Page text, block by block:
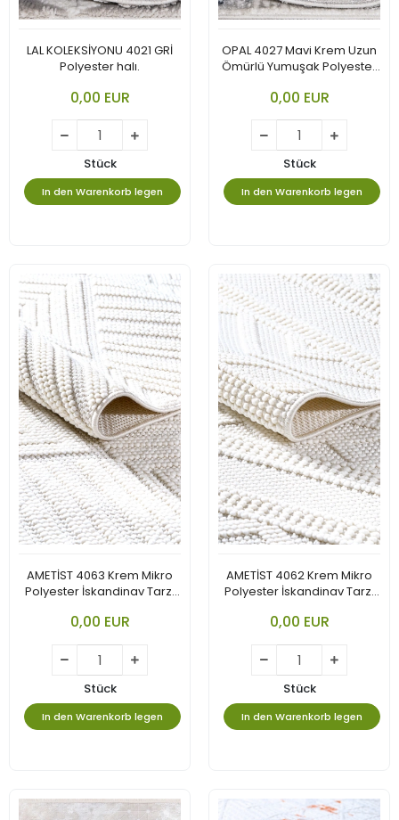
LAL KOLEKSİYONU 4021 GRİ
Polyester halı.
0,00 EUR
Stück
In den Warenkorb legen
OPAL 4027 Mavi Krem Uzun
Ömürlü Yumuşak Polyester
0,00 EUR
Stück
In den Warenkorb legen
AMETİST 4063 Krem Mikro
Polyester İskandinav Tarzı
0,00 EUR
Stück
In den Warenkorb legen
AMETİST 4062 Krem Mikro
Polyester İskandinav Tarzı
0,00 EUR
Stück
In den Warenkorb legen